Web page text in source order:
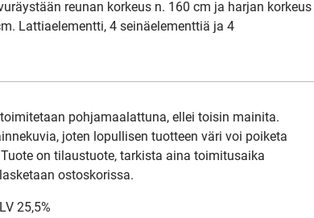
reunan korkeus n. 160 cm ja harjan korkeus
Lattiaelementti, 4 seinäelementtiä ja 4
pohjamaalattuna, ellei toisin mainita.
joten lopullisen tuotteen väri voi poiketa
on tilaustuote, tarkista aina toimitusaika
ostoskorissa.
25,5%